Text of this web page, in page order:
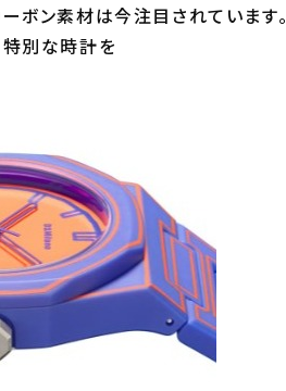
ボン素材は今注目されています。
別な時計を